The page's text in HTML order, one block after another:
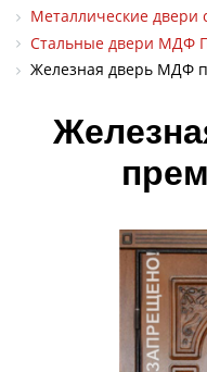
Металлические двери
Стальные двери МДФ
Железная дверь МДФ